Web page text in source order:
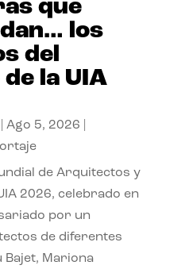
que
los
del
la UIA
Ago 5, 2026
de Arquitectos y
2026, celebrado en
por un
de diferentes
Bajet, Mariona